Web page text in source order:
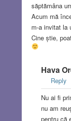
săptămâna
Acum mă
m-a invitat la
Cine știe,
Hava
Reply
Nu ai fi
nu am
pentru că